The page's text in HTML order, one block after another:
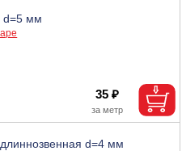
d=5 мм
35 ₽
d=4 мм